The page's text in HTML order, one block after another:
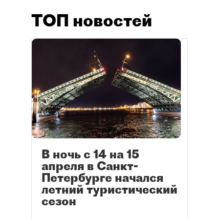
ТОП новостей
В ночь с 14 на 15
апреля в Санкт-
Петербурге начался
летний туристический
сезон